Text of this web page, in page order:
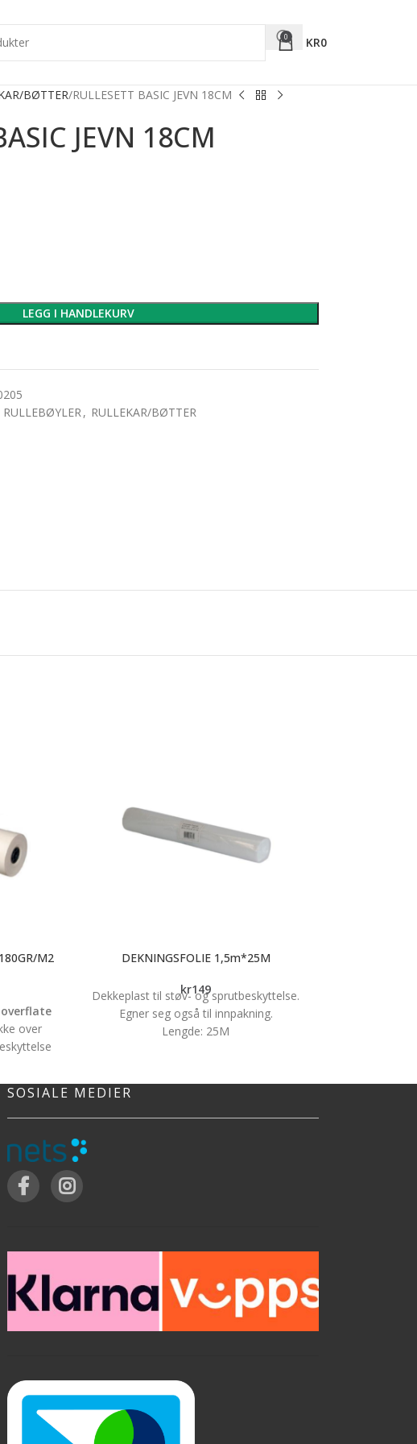
0 KR0
BØTTER RULLESETT BASIC JEVN 18CM
JEVN 18CM
LEGG I HANDLEKURV
RULLEBØYLER, RULLEKAR/BØTTER
M2
over
at
er
DEKNINGSFOLIE 1,5m*25M
kr149
Dekkeplast til støv- og sprutbeskyttelse.
Egner seg også til innpakning.
Lengde: 25M
SOSIALE MEDIER